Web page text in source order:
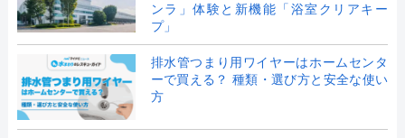
ンラ」体験と新機能「浴室クリアキー
プ」
排水管つまり用ワイヤーはホームセンタ
ーで買える？ 種類・選び方と安全な使い
方